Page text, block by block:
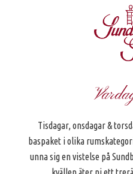
Tisdagar, onsdagar &
baspaket i olika
unna sig en vistelse på